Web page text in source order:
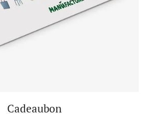
Cadeaubon